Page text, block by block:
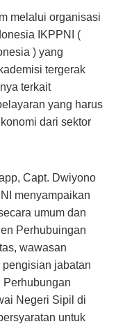
melalui organisasi
IKPPNI (
) yang
tergerak
terkait
yang harus
dari sektor
Capt. Dwiyono
menyampaikan
umum dan
Perhubuingan
wawasan
jabatan
Perhubungan
Negeri Sipil di
untuk